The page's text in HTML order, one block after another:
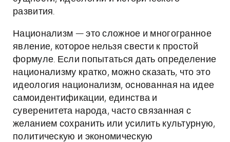
развития.
Национализм — это сложное и многогранное
явление, которое нельзя свести к простой
формуле. Если попытаться дать определение
национализму кратко, можно сказать, что это
идеология национализм, основанная на идее
самоидентификации, единства и
суверенитета народа, часто связанная с
желанием сохранить или усилить культурную,
политическую и экономическую